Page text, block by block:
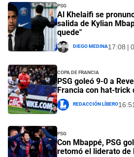
PSG
Al Khelaifi se
salida de Kylian
quede"
Diego Medina17:08 |
Copa de Francia
PSG goleó 9-0 a
Francia con hat-trick
Redacción Líbero
PSG
Con Mbappé, PSG
retomó el liderato de